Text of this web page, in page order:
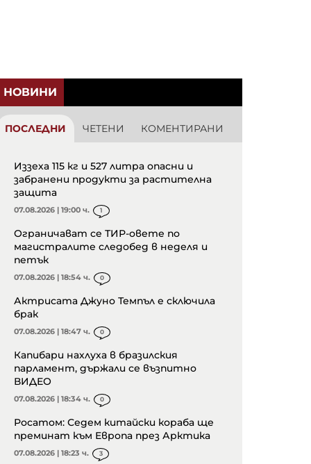
НОВИНИ
ПОСЛЕДНИ ЧЕТЕНИ КОМЕНТИРАНИ
Иззеха 115 кг и 527 литра опасни и
забранени продукти за растителна
защита
07.08.2026 | 19:00 ч. 1
Ограничават се ТИР-овете по
магистралите следобед в неделя и
петък
07.08.2026 | 18:54 ч. 0
Актрисата Джуно Темпъл е сключила
брак
07.08.2026 | 18:47 ч. 0
Капибари нахлуха в бразилския
парламент, държали се възпитно
ВИДЕО
07.08.2026 | 18:34 ч. 0
Росатом: Седем китайски кораба ще
преминат към Европа през Арктика
07.08.2026 | 18:23 ч. 3